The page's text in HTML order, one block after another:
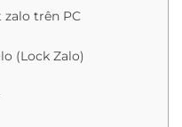
trên PC
(Lock Zalo)